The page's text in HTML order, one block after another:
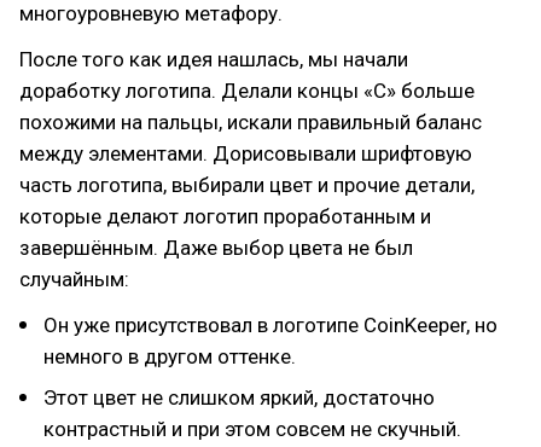
многоуровневую метафору.
После того как идея нашлась, мы начали
доработку логотипа. Делали концы «С» больше
похожими на пальцы, искали правильный баланс
между элементами. Дорисовывали шрифтовую
часть логотипа, выбирали цвет и прочие детали,
которые делают логотип проработанным и
завершённым. Даже выбор цвета не был
случайным:
Он уже присутствовал в логотипе CoinKeeper, но
немного в другом оттенке.
Этот цвет не слишком яркий, достаточно
контрастный и при этом совсем не скучный.